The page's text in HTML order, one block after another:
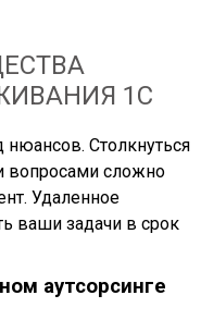
1С
Столкнуться
вопросами сложно
Удаленное
ваши задачи в срок
аутсорсинге